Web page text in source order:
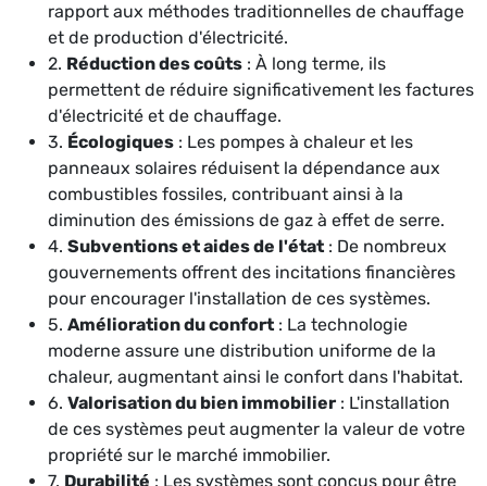
rapport aux méthodes traditionnelles de chauffage
et de production d'électricité.
2. Réduction des coûts : À long terme, ils
permettent de réduire significativement les factures
d'électricité et de chauffage.
3. Écologiques : Les pompes à chaleur et les
panneaux solaires réduisent la dépendance aux
combustibles fossiles, contribuant ainsi à la
diminution des émissions de gaz à effet de serre.
4. Subventions et aides de l'état : De nombreux
gouvernements offrent des incitations financières
pour encourager l'installation de ces systèmes.
5. Amélioration du confort : La technologie
moderne assure une distribution uniforme de la
chaleur, augmentant ainsi le confort dans l'habitat.
6. Valorisation du bien immobilier : L'installation
de ces systèmes peut augmenter la valeur de votre
propriété sur le marché immobilier.
7. Durabilité : Les systèmes sont conçus pour être